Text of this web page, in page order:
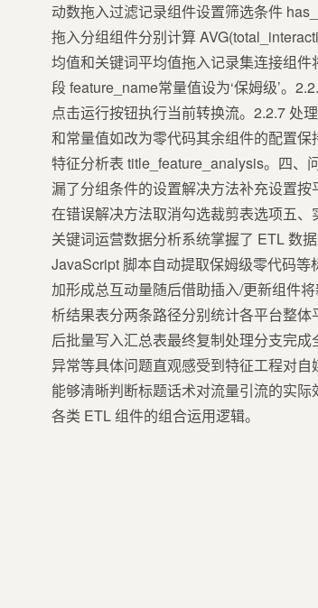
动数拖入过滤记录组件设置筛选条件
拖入分组组件分别计算
均值和关键词平均值拖入记录集连接组
段 feature_name常量值设为‘保姆级’。
点击运行按钮执行当前转换流。2.2.7 处
和常量值如改为零代码其余组件的配置
特征分析表 title_feature_analysis。四、
漏了分组条件的设置解决方法补充设置
在错误解决方法取消勾选裁剪表选项五
关键词运营数据分析系统掌握了 ETL 数
JavaScript 脚本自动提取保姆级零代码
加形成总互动量随后借助插入/更新组件
析结果表分两条路径分别统计各平台整
后批量写入汇总表最终复制处理分支完
异常等具体问题直观感受到特征工程对
能够清晰判断标题话术对流量引流的实
各类 ETL 组件的组合运用逻辑。